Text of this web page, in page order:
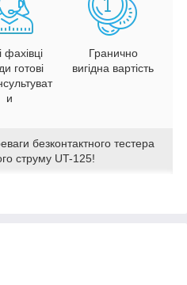
фахівці
готові
и
Гранично
вигідна вартість
безконтактного тестера
струму UT-125!